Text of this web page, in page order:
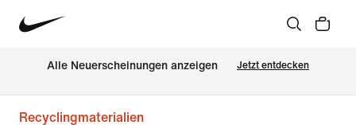
Alle Neuerscheinungen anzeigen Jetzt entdecken
Recyclingmaterialien